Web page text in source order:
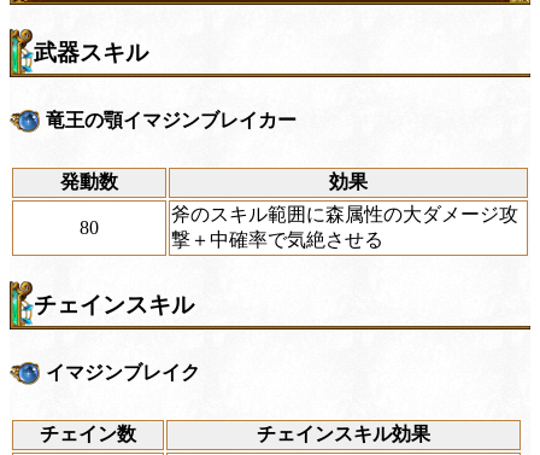
武器スキル
竜王の顎イマジンブレイカー
発動数 効果
80
斧のスキル範囲に森属性の大ダメージ攻
撃＋中確率で気絶させる
チェインスキル
イマジンブレイク
チェイン数 チェインスキル効果